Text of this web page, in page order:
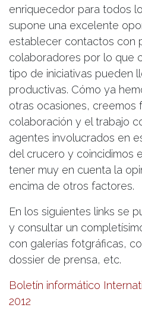
enriquecedor para todos
supone una excelente
establecer contactos con
colaboradores por lo que
tipo de iniciativas pueden
productivas. Cómo ya
otras ocasiones, creemos
colaboración y el trabajo
agentes involucrados en
del crucero y coincidimos
tener muy en cuenta la
encima de otros factores.
En los siguientes links se
y consultar un
con galerías fotgráficas,
dossier de prensa, etc.
Boletín informático
2012